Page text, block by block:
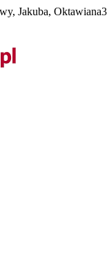
Jakuba, Oktawiana